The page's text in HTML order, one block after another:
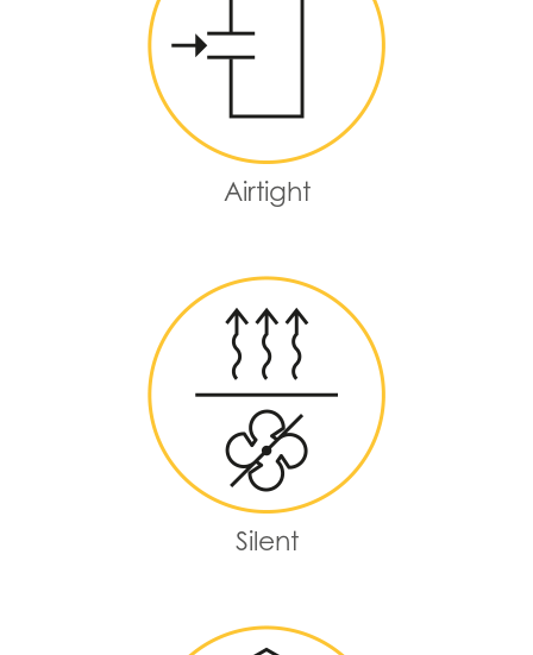
Airtight
Silent